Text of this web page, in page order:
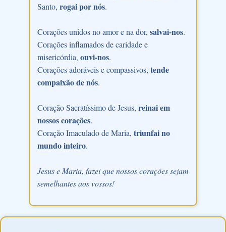
Santo, rogai por nós.
Corações unidos no amor e na dor, salvai-nos.
Corações inflamados de caridade e
misericórdia, ouvi-nos.
Corações adoráveis e compassivos, tende
compaixão de nós.
Coração Sacratíssimo de Jesus, reinai em
nossos corações.
Coração Imaculado de Maria, triunfai no
mundo inteiro.
Jesus e Maria, fazei que nossos corações sejam
semelhantes aos vossos!